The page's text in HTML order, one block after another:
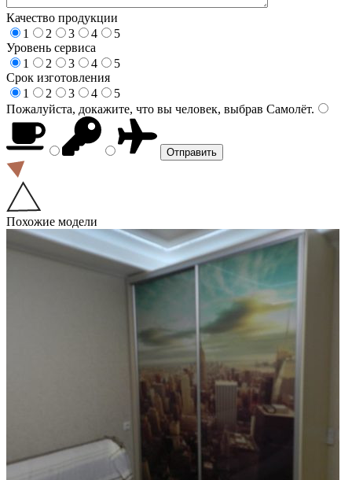
Качество продукции
1
2 3 4
5
Уровень сервиса
1
2 3 4
5
Срок изготовления
1
2 3 4
5
Пожалуйста, докажите, что вы человек, выбрав Самолёт.
Похожие модели